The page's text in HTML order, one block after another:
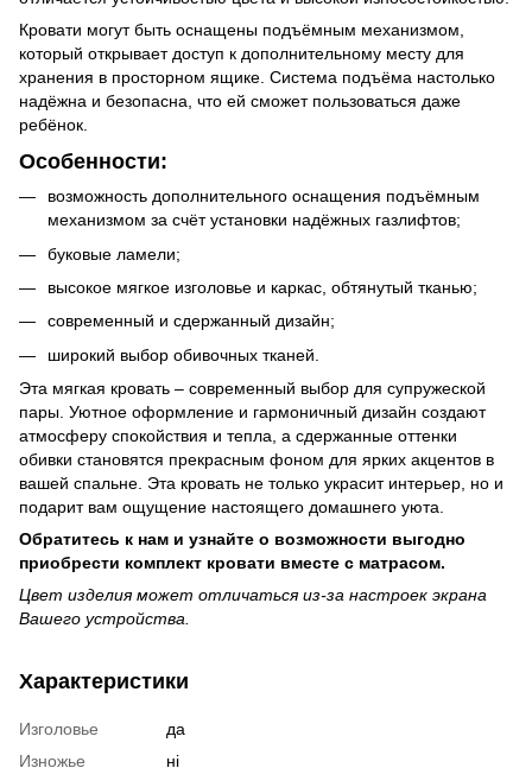
Кровати могут быть оснащены подъёмным механизмом,
который открывает доступ к дополнительному месту для
хранения в просторном ящике. Система подъёма настолько
надёжна и безопасна, что ей сможет пользоваться даже
ребёнок.
Особенности:
возможность дополнительного оснащения подъёмным
механизмом за счёт установки надёжных газлифтов;
буковые ламели;
высокое мягкое изголовье и каркас, обтянутый тканью;
современный и сдержанный дизайн;
широкий выбор обивочных тканей.
Эта мягкая кровать – современный выбор для супружеской
пары. Уютное оформление и гармоничный дизайн создают
атмосферу спокойствия и тепла, а сдержанные оттенки
обивки становятся прекрасным фоном для ярких акцентов в
вашей спальне. Эта кровать не только украсит интерьер, но и
подарит вам ощущение настоящего домашнего уюта.
Обратитесь к нам и узнайте о возможности выгодно
приобрести комплект кровати вместе с матрасом.
Цвет изделия может отличаться из-за настроек экрана
Вашего устройства.
Характеристики
Изголовье
да
Изножье
ні